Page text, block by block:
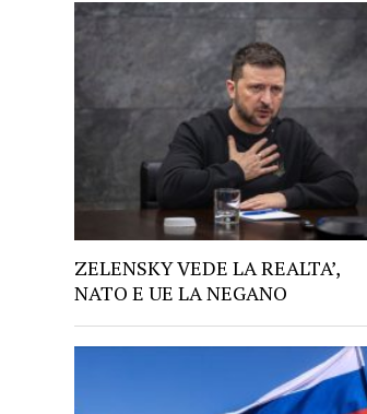
ZELENSKY VEDE LA REALTA’,
NATO E UE LA NEGANO